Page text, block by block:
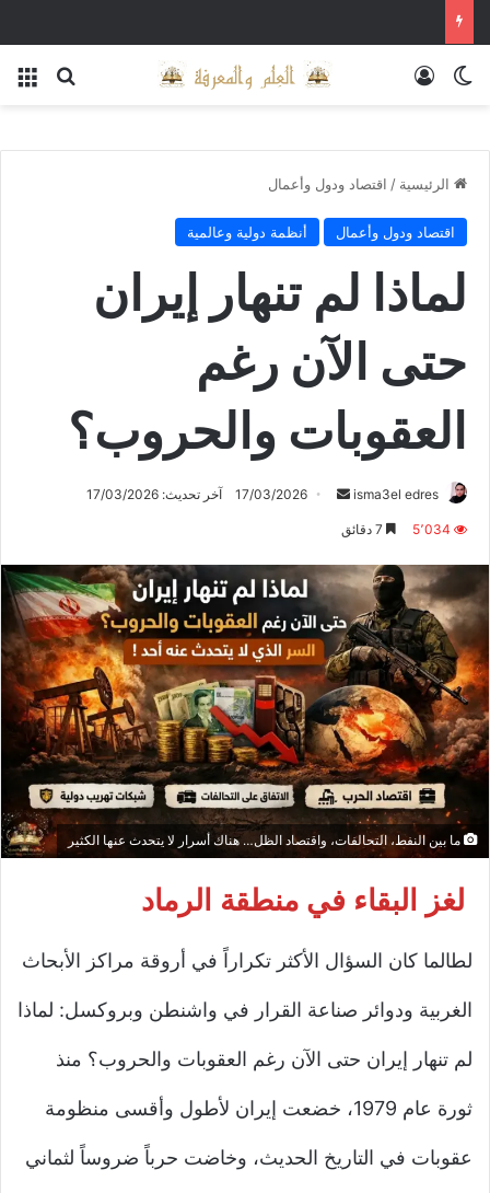
بحث الوضع المظلمتسجيل الدخول
الرئيسية / اقتصاد ودول وأعمال
اقتصاد ودول وأعمال أنظمة دولية وعالمية
لماذا لم تنهار إيران
حتى الآن رغم
العقوبات والحروب؟
isma3el edres
أرسل 17/03/2026 آخر تحديث: 17/03/2026
5٬034
ما بين النفط، التحالفات، واقتصاد الظل… هناك أسرار لا يتحدث عنها الكثير
لغز البقاء في منطقة الرماد
لطالما كان السؤال الأكثر تكراراً في أروقة مراكز الأبحاث
الغربية ودوائر صناعة القرار في واشنطن وبروكسل: لماذا
لم تنهار إيران حتى الآن رغم العقوبات والحروب؟ منذ
ثورة عام 1979، خضعت إيران لأطول وأقسى منظومة
عقوبات في التاريخ الحديث، وخاضت حرباً ضروساً لثماني